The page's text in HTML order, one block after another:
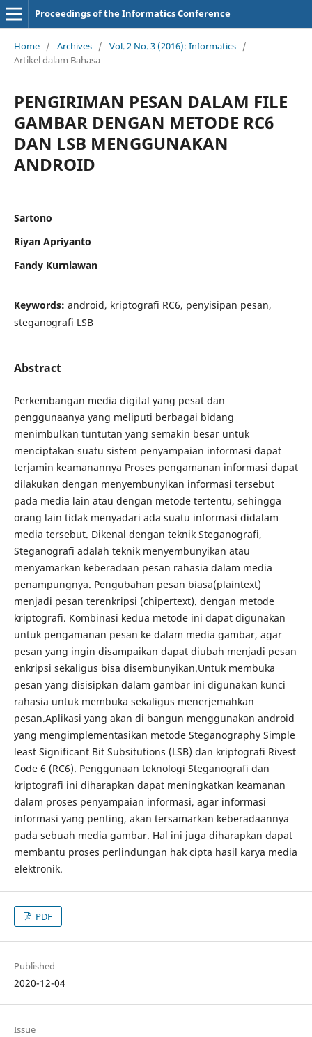
Proceedings of the Informatics Conference
Home / Archives / Vol. 2 No. 3 (2016): Informatics /
Artikel dalam Bahasa
PENGIRIMAN PESAN DALAM FILE
GAMBAR DENGAN METODE RC6
DAN LSB MENGGUNAKAN
ANDROID
Sartono
Riyan Apriyanto
Fandy Kurniawan
Keywords: android, kriptografi RC6, penyisipan pesan,
steganografi LSB
Abstract
Perkembangan media digital yang pesat dan
penggunaanya yang meliputi berbagai bidang
menimbulkan tuntutan yang semakin besar untuk
menciptakan suatu sistem penyampaian informasi dapat
terjamin keamanannya Proses pengamanan informasi dapat
dilakukan dengan menyembunyikan informasi tersebut
pada media lain atau dengan metode tertentu, sehingga
orang lain tidak menyadari ada suatu informasi didalam
media tersebut. Dikenal dengan teknik Steganografi,
Steganografi adalah teknik menyembunyikan atau
menyamarkan keberadaan pesan rahasia dalam media
penampungnya. Pengubahan pesan biasa(plaintext)
menjadi pesan terenkripsi (chipertext). dengan metode
kriptografi. Kombinasi kedua metode ini dapat digunakan
untuk pengamanan pesan ke dalam media gambar, agar
pesan yang ingin disampaikan dapat diubah menjadi pesan
enkripsi sekaligus bisa disembunyikan.Untuk membuka
pesan yang disisipkan dalam gambar ini digunakan kunci
rahasia untuk membuka sekaligus menerjemahkan
pesan.Aplikasi yang akan di bangun menggunakan android
yang mengimplementasikan metode Steganography Simple
least Significant Bit Subsitutions (LSB) dan kriptografi Rivest
Code 6 (RC6). Penggunaan teknologi Steganografi dan
kriptografi ini diharapkan dapat meningkatkan keamanan
dalam proses penyampaian informasi, agar informasi
informasi yang penting, akan tersamarkan keberadaannya
pada sebuah media gambar. Hal ini juga diharapkan dapat
membantu proses perlindungan hak cipta hasil karya media
elektronik.
PDF
Published
2020-12-04
Issue